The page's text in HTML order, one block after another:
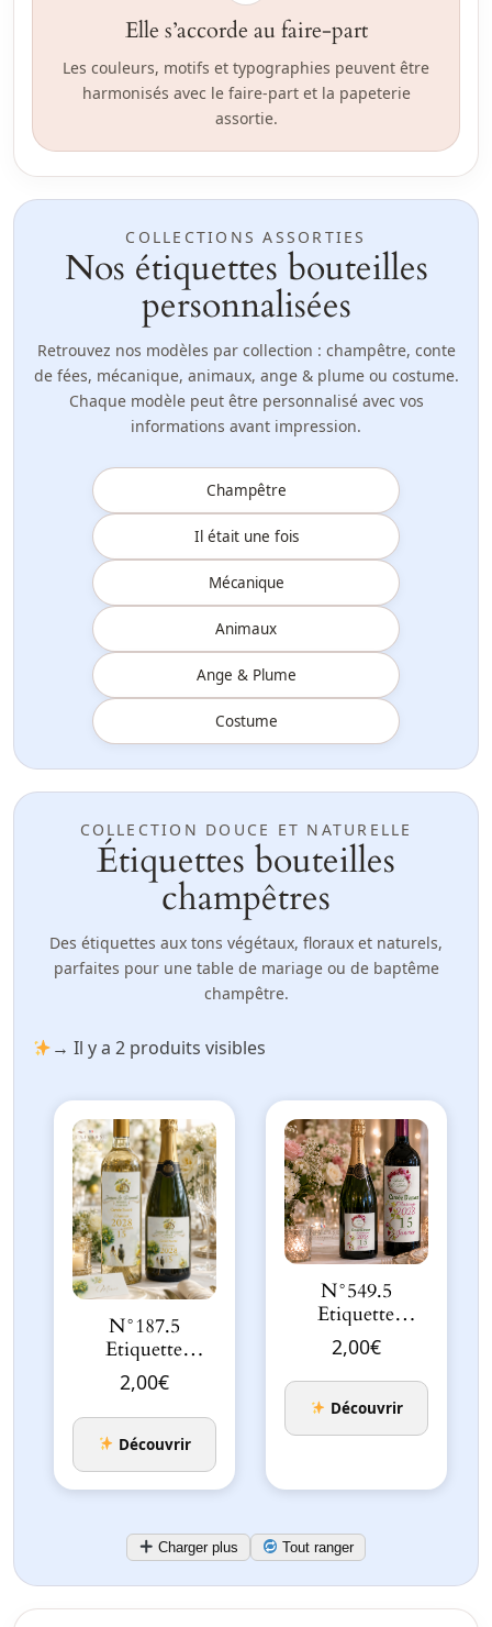
Elle s’accorde au faire-part
Les couleurs, motifs et typographies peuvent être
harmonisés avec le faire-part et la papeterie
assortie.
COLLECTIONS ASSORTIES
Nos étiquettes bouteilles
personnalisées
Retrouvez nos modèles par collection : champêtre, conte
de fées, mécanique, animaux, ange & plume ou costume.
Chaque modèle peut être personnalisé avec vos
informations avant impression.
Champêtre
Il était une fois
Mécanique
Animaux
Ange & Plume
Costume
COLLECTION DOUCE ET NATURELLE
Étiquettes bouteilles
champêtres
Des étiquettes aux tons végétaux, floraux et naturels,
parfaites pour une table de mariage ou de baptême
champêtre.
→ Il y a 2 produits visibles
N°187.5
Etiquette
bouteille
Mariage Citron
sucré
2,00€
Découvrir
N°549.5
Etiquette
bouteille
mariage la vigne
et l’orch…
2,00€
Découvrir
Charger plus Tout ranger